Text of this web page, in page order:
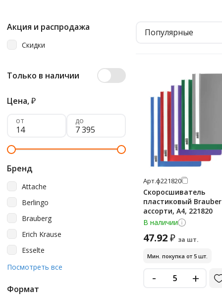
Акция и распродажа
Скидки
Только в наличии
Цена,₽
от до
Бренд
Attache
Berlingo
Brauberg
Erich Krause
Esselte
Officespace
Посмотреть все
Формат
Популярные
Арт.ф221820
Скоросшиватель
пластиковый
ассорти, А4, 221820
В наличии
47.92₽ за шт.
Мин. покупка от 5 шт.
- +